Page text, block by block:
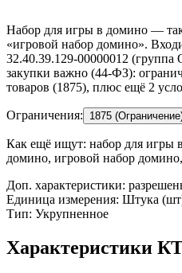
Набор для игры в домино —
«игровой набор домино».
32.40.39.129-00000012
закупки важно (44-ФЗ):
товаров (1875), плюс ещё 2
Ограничения: 1875
Как ещё ищут: набор для игры
домино, игровой набор
Доп. характеристики:
Единица измерения: Штука
Тип: Укрупненное
Характеристики